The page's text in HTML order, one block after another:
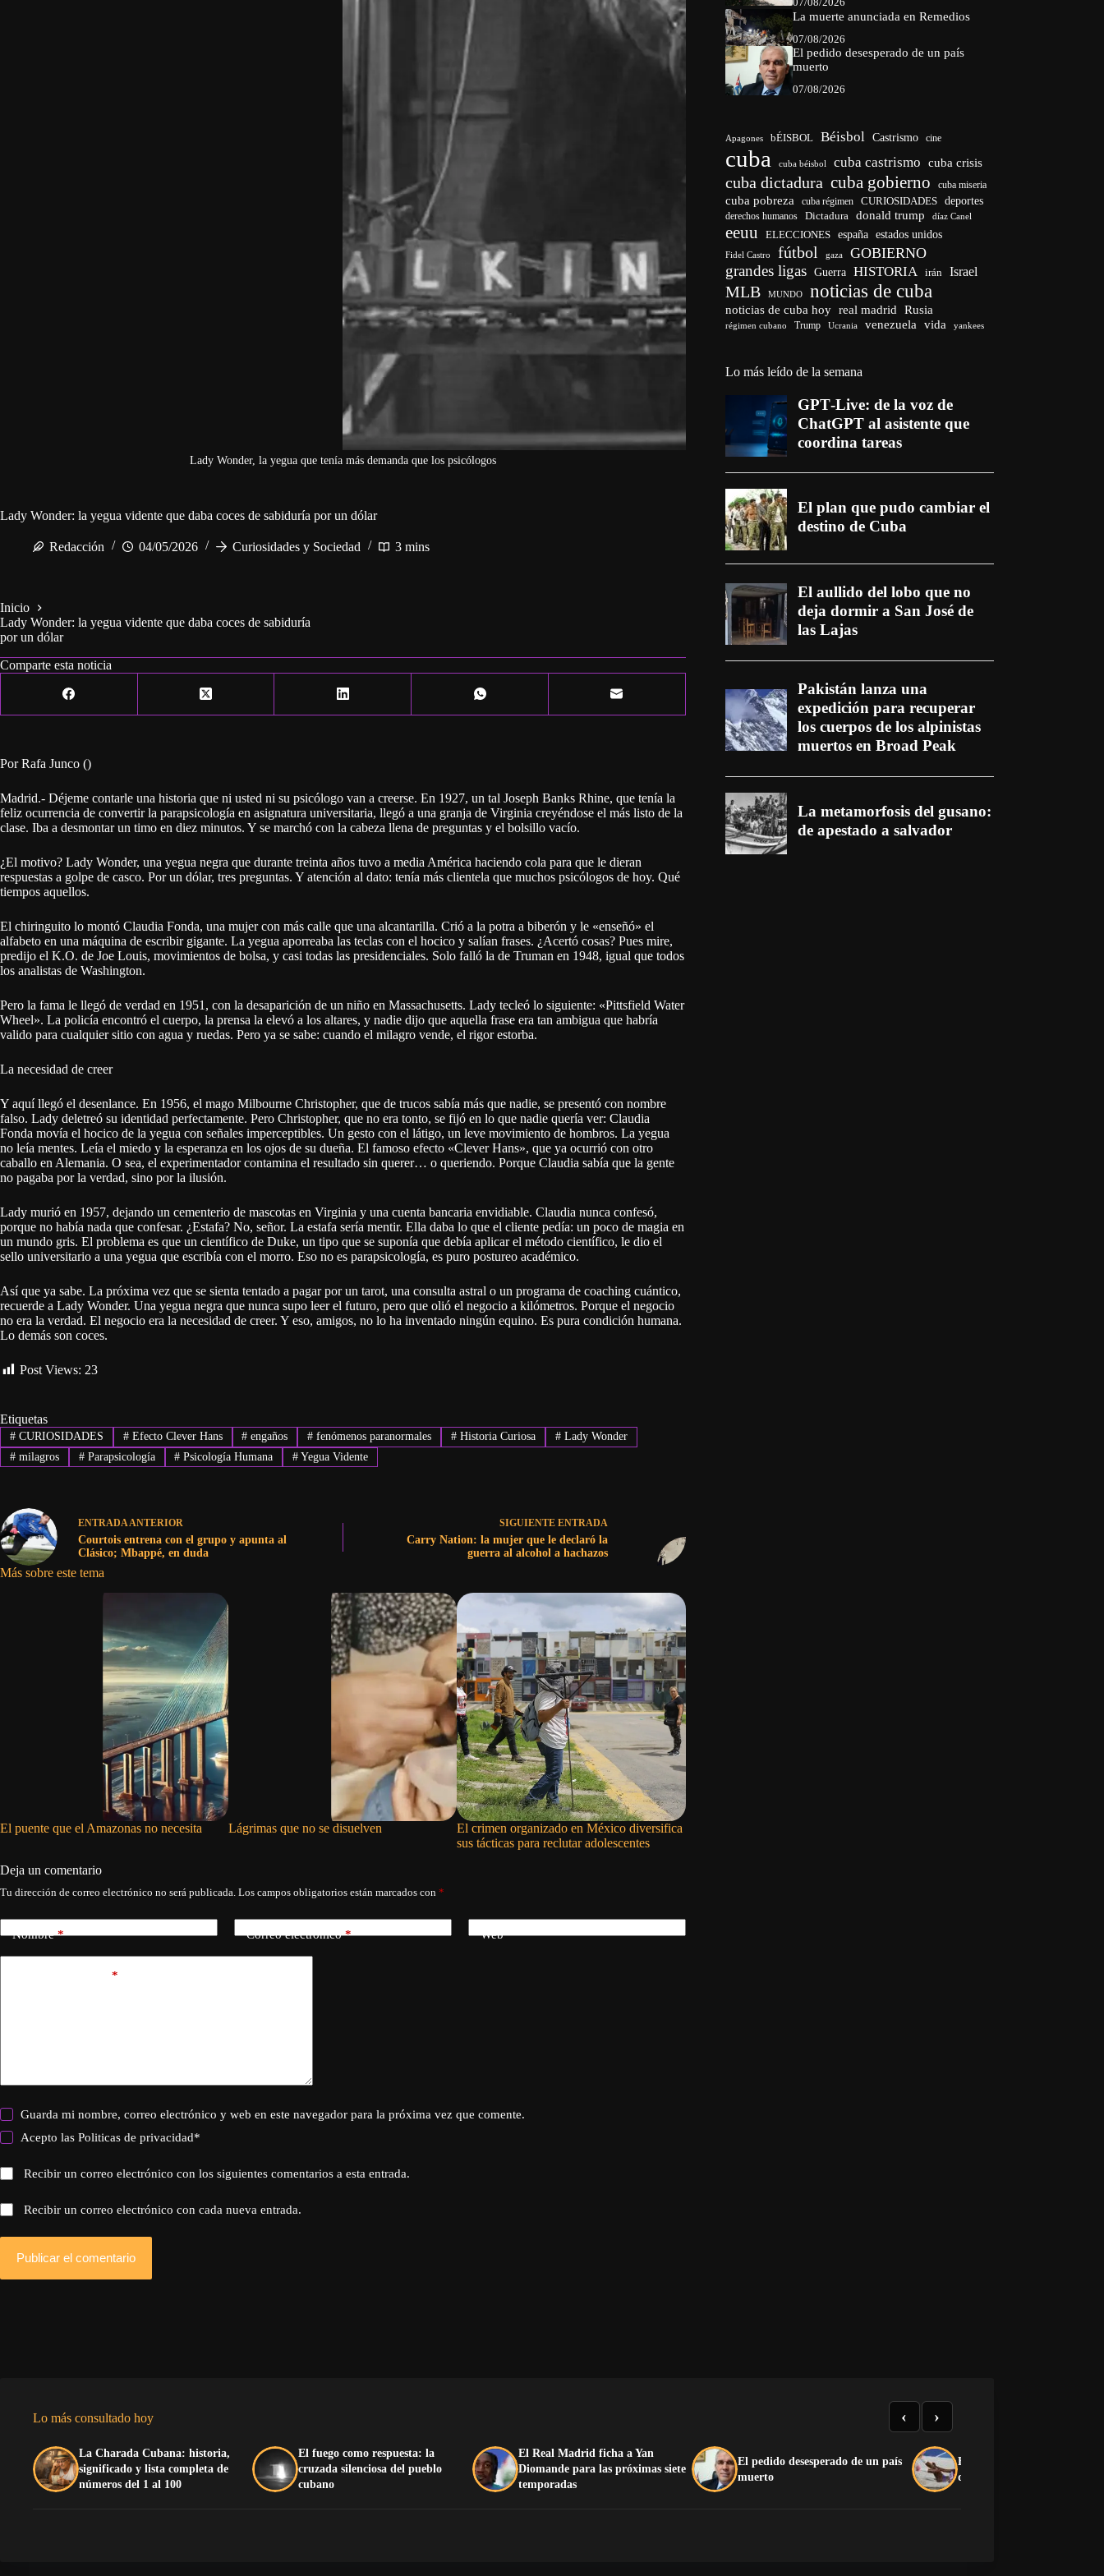
Lady Wonder, la yegua que tenía más demanda que los psicólogos
Lady Wonder: la yegua vidente que daba coces de sabiduría por un dólar
Redacción 04/05/2026 Curiosidades y Sociedad 3 mins
Inicio
Lady Wonder: la yegua vidente que daba coces de sabiduría
por un dólar
Comparte esta noticia
Por Rafa Junco ()
Madrid.- Déjeme contarle una historia que ni usted ni su psicólogo van a creerse. En 1927, un tal Joseph Banks Rhine, que tenía la
feliz ocurrencia de convertir la parapsicología en asignatura universitaria, llegó a una granja de Virginia creyéndose el más listo de la
clase. Iba a desmontar un timo en diez minutos. Y se marchó con la cabeza llena de preguntas y el bolsillo vacío.
¿El motivo? Lady Wonder, una yegua negra que durante treinta años tuvo a media América haciendo cola para que le dieran
respuestas a golpe de casco. Por un dólar, tres preguntas. Y atención al dato: tenía más clientela que muchos psicólogos de hoy. Qué
tiempos aquellos.
El chiringuito lo montó Claudia Fonda, una mujer con más calle que una alcantarilla. Crió a la potra a biberón y le «enseñó» el
alfabeto en una máquina de escribir gigante. La yegua aporreaba las teclas con el hocico y salían frases. ¿Acertó cosas? Pues mire,
predijo el K.O. de Joe Louis, movimientos de bolsa, y casi todas las presidenciales. Solo falló la de Truman en 1948, igual que todos
los analistas de Washington.
Pero la fama le llegó de verdad en 1951, con la desaparición de un niño en Massachusetts. Lady tecleó lo siguiente: «Pittsfield Water
Wheel». La policía encontró el cuerpo, la prensa la elevó a los altares, y nadie dijo que aquella frase era tan ambigua que habría
valido para cualquier sitio con agua y ruedas. Pero ya se sabe: cuando el milagro vende, el rigor estorba.
La necesidad de creer
Y aquí llegó el desenlance. En 1956, el mago Milbourne Christopher, que de trucos sabía más que nadie, se presentó con nombre
falso. Lady deletreó su identidad perfectamente. Pero Christopher, que no era tonto, se fijó en lo que nadie quería ver: Claudia
Fonda movía el hocico de la yegua con señales imperceptibles. Un gesto con el látigo, un leve movimiento de hombros. La yegua
no leía mentes. Leía el miedo y la esperanza en los ojos de su dueña. El famoso efecto «Clever Hans», que ya ocurrió con otro
caballo en Alemania. O sea, el experimentador contamina el resultado sin querer… o queriendo. Porque Claudia sabía que la gente
no pagaba por la verdad, sino por la ilusión.
Lady murió en 1957, dejando un cementerio de mascotas en Virginia y una cuenta bancaria envidiable. Claudia nunca confesó,
porque no había nada que confesar. ¿Estafa? No, señor. La estafa sería mentir. Ella daba lo que el cliente pedía: un poco de magia en
un mundo gris. El problema es que un científico de Duke, un tipo que se suponía que debía aplicar el método científico, le dio el
sello universitario a una yegua que escribía con el morro. Eso no es parapsicología, es puro postureo académico.
Así que ya sabe. La próxima vez que se sienta tentado a pagar por un tarot, una consulta astral o un programa de coaching cuántico,
recuerde a Lady Wonder. Una yegua negra que nunca supo leer el futuro, pero que olió el negocio a kilómetros. Porque el negocio
no era la verdad. El negocio era la necesidad de creer. Y eso, amigos, no lo ha inventado ningún equino. Es pura condición humana.
Lo demás son coces.
Post Views: 23
Etiquetas
#CURIOSIDADES #Efecto Clever Hans # engaños # fenómenos paranormales # Historia Curiosa #Lady Wonder
#milagros #Parapsicología # Psicología Humana # Yegua Vidente
ENTRADA ANTERIOR
Courtois entrena con el grupo y apunta al
Clásico; Mbappé, en duda
SIGUIENTE ENTRADA
Carry Nation: la mujer que le declaró la
guerra al alcohol a hachazos
Más sobre este tema
El puente que el Amazonas no necesita Lágrimas que no se disuelven
El crimen organizado en México diversifica
sus tácticas para reclutar adolescentes
Deja un comentario
Tu dirección de correo electrónico no será publicada. Los campos obligatorios están marcados con *
Nombre* Correo electrónico* Web
*
Guarda mi nombre, correo electrónico y web en este navegador para la próxima vez que comente.
Acepto lasPoliticas de privacidad*
Recibir un correo electrónico con los siguientes comentarios a esta entrada.
Recibir un correo electrónico con cada nueva entrada.
Publicar el comentario
La muerte anunciada en Remedios
07/08/2026
El pedido desesperado de un país
muerto
07/08/2026
Apagones bÉISBOL Béisbol Castrismo cine
cuba cuba béisbol cuba castrismo cuba crisis
cuba dictadura cuba gobierno cuba miseria
cuba pobreza cuba régimen CURIOSIDADES deportes
derechos humanos Dictadura donald trump díaz Canel
eeuu ELECCIONES españa estados unidos
Fidel Castro fútbol gaza GOBIERNO
grandes ligas Guerra HISTORIA irán Israel
MLB MUNDO noticias de cuba
noticias de cuba hoy real madrid Rusia
régimen cubano Trump Ucrania venezuela vida yankees
Lo más leído de la semana
Lo más consultado hoy
La Charada Cubana: historia,
significado y lista completa de
números del 1 al 100
El fuego como respuesta: la
cruzada silenciosa del pueblo
cubano
El Real Madrid ficha a Yan
Diomande para las próximas siete
temporadas
El pedido desesperado de un país
muerto
El medallero que el castrismo
quiere esconder
‹ ›